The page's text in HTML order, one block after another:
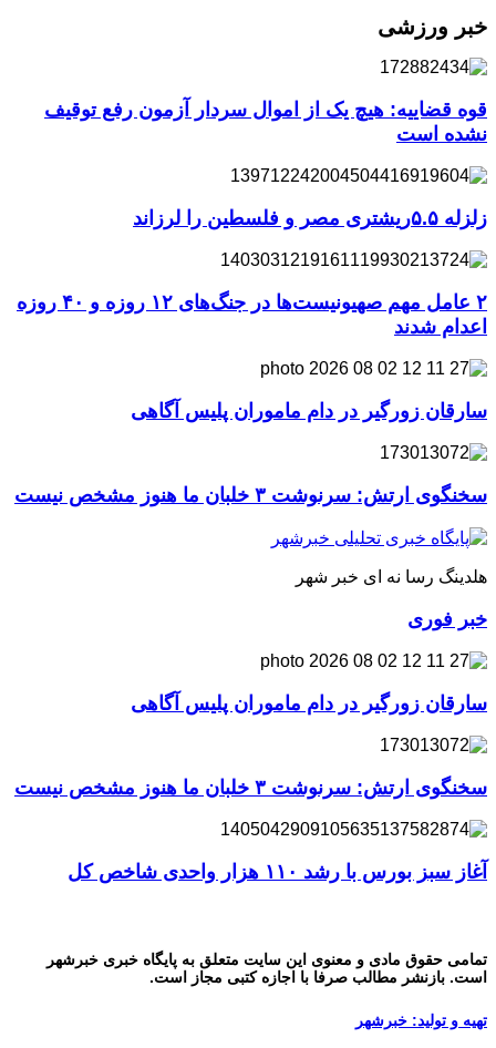
خبر ورزشی
قوه قضاییه: هیچ یک از اموال سردار آزمون رفع توقیف
نشده است
زلزله ۵.۵ریشتری مصر و فلسطین را لرزاند
۲ عامل مهم صهیونیست‌ها در جنگ‌های ۱۲ روزه و ۴۰ روزه
اعدام شدند
سارقان زورگیر در دام ماموران پلیس آگاهی
سخنگوی ارتش: سرنوشت ۳ خلبان ما هنوز مشخص نیست
هلدینگ رسا نه ای خبر شهر
خبر فوری
سارقان زورگیر در دام ماموران پلیس آگاهی
سخنگوی ارتش: سرنوشت ۳ خلبان ما هنوز مشخص نیست
آغاز سبز بورس با رشد ۱۱۰ هزار واحدی شاخص کل
تمامی حقوق مادی و معنوی این سایت متعلق به پایگاه خبری خبرشهر
است. بازنشر مطالب صرفا با اجازه کتبی مجاز است.
تهیه و تولید: خبرشهر